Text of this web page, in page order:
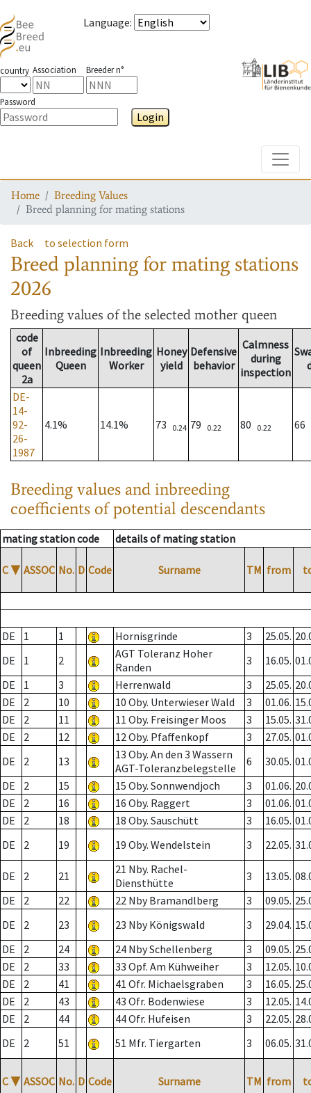
Language:
country Association Breeder n°
Password
Login
Home
Breeding Values
Breed planning for mating stations
Back to selection form
Breed planning for mating stations
2026
Breeding values of the selected mother queen
code
of
queen
2a
Inbreeding
Queen
Inbreeding
Worker
Honey
yield
Defensive
behavior
Calmness
during
inspection
DE-
14-
92-
26-
1987
4.1% 14.1% 73 0.24 79 0.22 80 0.22 66
Breeding values and inbreeding
coefficients of potential descendants
mating station code details of mating station
C ▼ ASSOC No. D Code Surname TM from
DE 1 1 Hornisgrinde 3 25.05.
DE
1 2
AGT Toleranz Hoher
Randen
3 16.05.
DE
1 3 Herrenwald 3 25.05.
DE
2 10 10 Oby. Unterwieser Wald 3 01.06.
DE
2 11 11 Oby. Freisinger Moos 3 15.05.
DE
2 12 12 Oby. Pfaffenkopf 3 27.05.
DE
2 13
13 Oby. An den 3 Wassern
AGT-Toleranzbelegstelle
6 30.05.
DE
2 15 15 Oby. Sonnwendjoch 3 01.06.
DE
2 16 16 Oby. Raggert 3 01.06.
DE
2 18 18 Oby. Sauschütt 3 16.05.
DE
2 19 19 Oby. Wendelstein 3 22.05.
DE 2 21
21 Nby. Rachel-
Diensthütte
3 13.05.
DE
2 22 22 Nby Bramandlberg 3 09.05.
DE
2 23 23 Nby Königswald 3 29.04.
DE
2 24 24 Nby Schellenberg 3 09.05.
DE
2 33 33 Opf. Am Kühweiher 3 12.05.
DE
2 41 41 Ofr. Michaelsgraben 3 16.05.
DE
2 43 43 Ofr. Bodenwiese 3 12.05.
DE
2 44 44 Ofr. Hufeisen 3 22.05.
DE
2 51 51 Mfr. Tiergarten 3 06.05.
C ▼ ASSOC No. D Code Surname TM from